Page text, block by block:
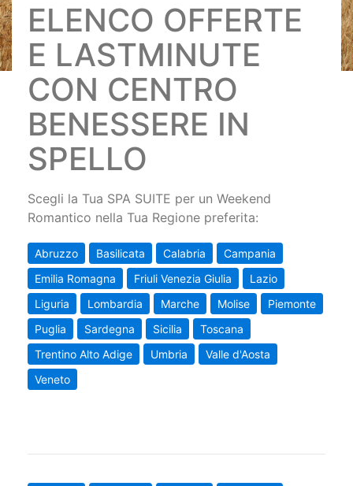
ELENCO OFFERTE
E LASTMINUTE
CON CENTRO
BENESSERE IN
SPELLO
Scegli la Tua SPA SUITE per un Weekend
Romantico nella Tua Regione preferita:
Abruzzo Basilicata Calabria
Campania
Emilia Romagna
Friuli Venezia Giulia
Lazio
Liguria
Lombardia Marche Molise
Piemonte
Puglia
Sardegna Sicilia
Toscana
Trentino Alto Adige
Umbria
Valle d'Aosta
Veneto